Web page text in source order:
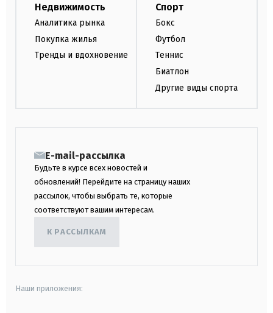
Недвижимость
Аналитика рынка
Покупка жилья
Тренды и вдохновение
Спорт
Бокс
Футбол
Теннис
Биатлон
Другие виды спорта
E-mail-рассылка
Будьте в курсе всех новостей и
обновлений! Перейдите на страницу наших
рассылок, чтобы выбрать те, которые
соответствуют вашим интересам.
К РАССЫЛКАМ
Наши приложения: